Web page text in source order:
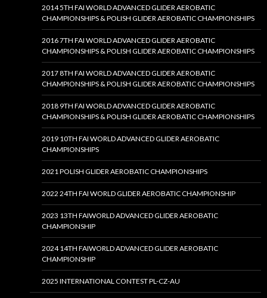
2014 5TH FAI WORLD ADVANCED GLIDER AEROBATIC
CHAMPIONSHIPS & POLISH GLIDER AEROBATIC CHAMPIONSHIPS
2016 7TH FAI WORLD ADVANCED GLIDER AEROBATIC
CHAMPIONSHIPS & POLISH GLIDER AEROBATIC CHAMPIONSHIPS
2017 8TH FAI WORLD ADVANCED GLIDER AEROBATIC
CHAMPIONSHIPS & POLISH GLIDER AEROBATIC CHAMPIONSHIPS
2018 9TH FAI WORLD ADVANCED GLIDER AEROBATIC
CHAMPIONSHIPS & POLISH GLIDER AEROBATIC CHAMPIONSHIPS
2019 10TH FAI WORLD ADVANCED GLIDER AEROBATIC
CHAMPIONSHIPS
2021 POLISH GLIDER AEROBATIC CHAMPIONSHIPS
2022 24TH FAI WORLD GLIDER AEROBATIC CHAMPIONSHIP
2023 13TH FAIWORLD ADVANCED GLIDER AEROBATIC
CHAMPIONSHIP
2024 14TH FAIWORLD ADVANCED GLIDER AEROBATIC
CHAMPIONSHIP
2025 INTERNATIONAL CONTEST PL-CZ-AU